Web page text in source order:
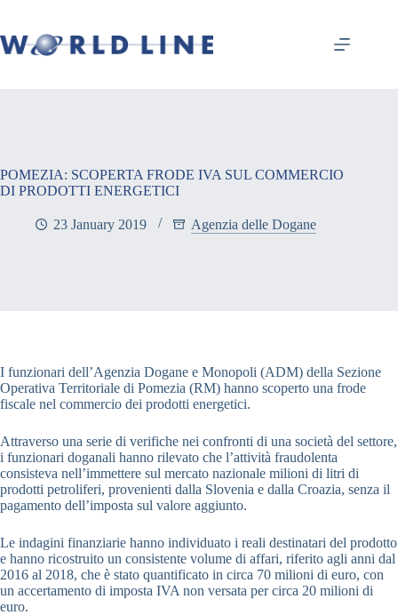
POMEZIA: SCOPERTA FRODE IVA SUL COMMERCIO
DI PRODOTTI ENERGETICI
23 January 2019 Agenzia delle Dogane
I funzionari dell’Agenzia Dogane e Monopoli (ADM) della Sezione
Operativa Territoriale di Pomezia (RM) hanno scoperto una frode
fiscale nel commercio dei prodotti energetici.
Attraverso una serie di verifiche nei confronti di una società del settore,
i funzionari doganali hanno rilevato che l’attività fraudolenta
consisteva nell’immettere sul mercato nazionale milioni di litri di
prodotti petroliferi, provenienti dalla Slovenia e dalla Croazia, senza il
pagamento dell’imposta sul valore aggiunto.
Le indagini finanziarie hanno individuato i reali destinatari del prodotto
e hanno ricostruito un consistente volume di affari, riferito agli anni dal
2016 al 2018, che è stato quantificato in circa 70 milioni di euro, con
un accertamento di imposta IVA non versata per circa 20 milioni di
euro.